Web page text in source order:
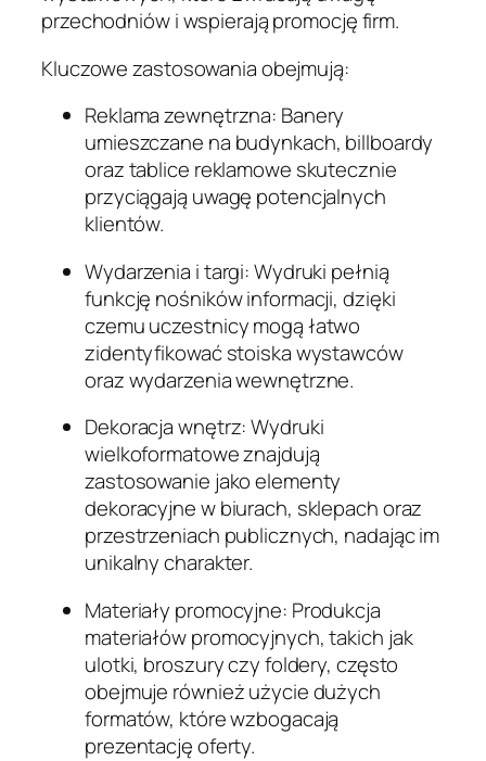
przechodniów i wspierają promocję firm.
Kluczowe zastosowania obejmują:
Reklama zewnętrzna: Banery
umieszczane na budynkach, billboardy
oraz tablice reklamowe skutecznie
przyciągają uwagę potencjalnych
klientów.
Wydarzenia i targi: Wydruki pełnią
funkcję nośników informacji, dzięki
czemu uczestnicy mogą łatwo
zidentyfikować stoiska wystawców
oraz wydarzenia wewnętrzne.
Dekoracja wnętrz: Wydruki
wielkoformatowe znajdują
zastosowanie jako elementy
dekoracyjne w biurach, sklepach oraz
przestrzeniach publicznych, nadając im
unikalny charakter.
Materiały promocyjne: Produkcja
materiałów promocyjnych, takich jak
ulotki, broszury czy foldery, często
obejmuje również użycie dużych
formatów, które wzbogacają
prezentację oferty.